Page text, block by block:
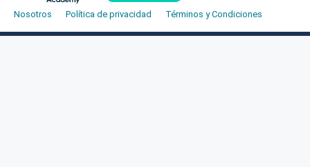
Nosotros
Política de privacidad Términos y Condiciones